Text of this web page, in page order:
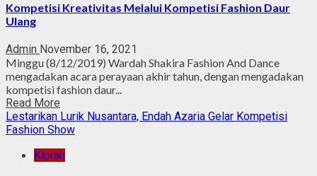
Kompetisi Kreativitas Melalui Kompetisi Fashion Daur
Ulang
Admin November 16, 2021
Minggu (8/12/2019) Wardah Shakira Fashion And Dance
mengadakan acara perayaan akhir tahun, dengan mengadakan
kompetisi fashion daur...
Read More
Lestarikan Lurik Nusantara, Endah Azaria Gelar Kompetisi
Fashion Show
Kiprah